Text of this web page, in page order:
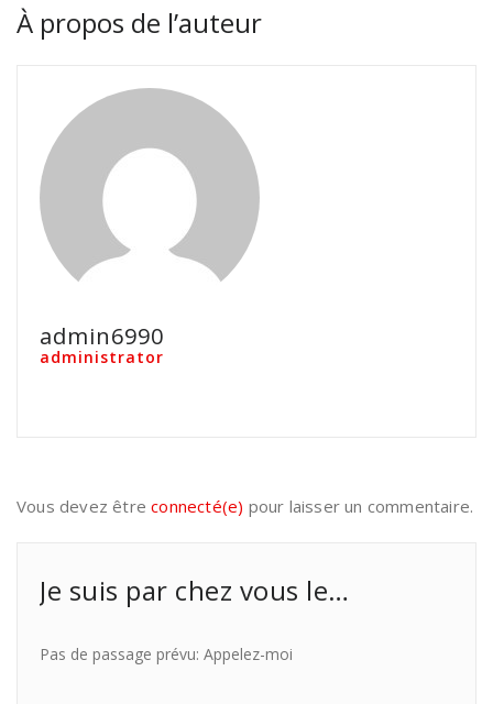
À propos de l’auteur
admin6990
administrator
Vous devez êtreconnecté(e) pour laisser un commentaire.
Je suis par chez vous le…
Pas de passage prévu: Appelez-moi